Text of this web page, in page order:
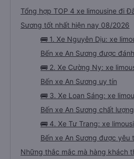
Tổng hợp TOP 4 xe limousine đi
Sương tốt nhất hiện nay 08/2026
🚌 1. Xe Nguyên Dịu: xe
Bến xe An Sương được
🚌 2. Xe Cường Ny: xe
Bến xe An Sương uy tín
🚌 3. Xe Loan Sáng: xe
Bến xe An Sương chất lượng
🚌 4. Xe Tư Trang: xe
Bến xe An Sương được yêu
Những thắc mắc mà hàng khách